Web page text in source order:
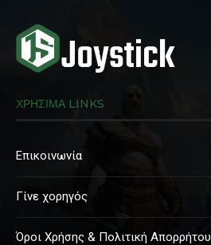
ΧΡΗΣΙΜΑ LINKS
Επικοινωνία
Γίνε χορηγός
Όροι Χρήσης & Πολιτική Απορρήτου